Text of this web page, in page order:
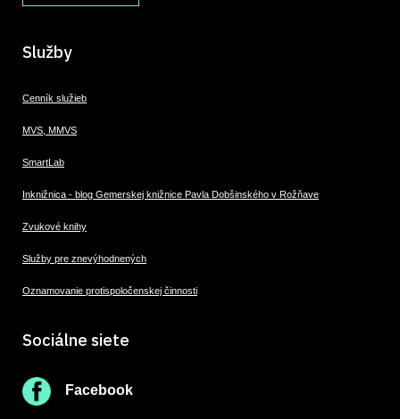
Služby
Cenník služieb
MVS, MMVS
SmartLab
Inknižnica - blog Gemerskej knižnice Pavla Dobšinského v Rožňave
Zvukové knihy
Služby pre znevýhodnených
Oznamovanie protispoločenskej činnosti
Sociálne siete
Facebook